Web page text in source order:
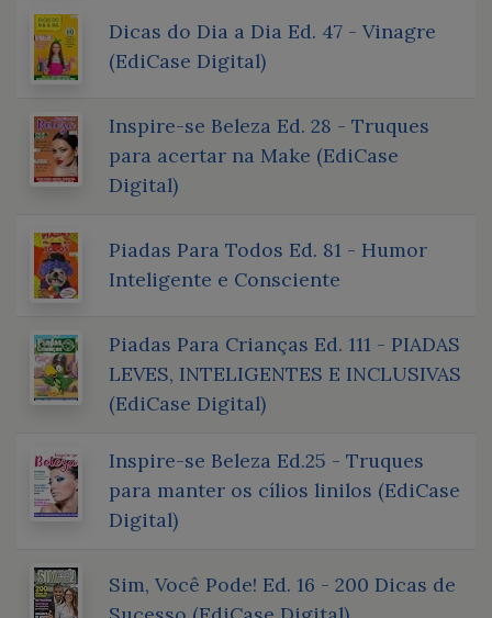
Dicas do Dia a Dia Ed. 47 - Vinagre
(EdiCase Digital)
Inspire-se Beleza Ed. 28 - Truques
para acertar na Make (EdiCase
Digital)
Piadas Para Todos Ed. 81 - Humor
Inteligente e Consciente
Piadas Para Crianças Ed. 111 - PIADAS
LEVES, INTELIGENTES E INCLUSIVAS
(EdiCase Digital)
Inspire-se Beleza Ed.25 - Truques
para manter os cílios linilos (EdiCase
Digital)
Sim, Você Pode! Ed. 16 - 200 Dicas de